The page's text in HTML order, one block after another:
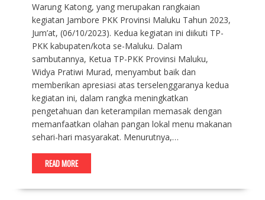
Warung Katong, yang merupakan rangkaian
kegiatan Jambore PKK Provinsi Maluku Tahun 2023,
Jum’at, (06/10/2023). Kedua kegiatan ini diikuti TP-
PKK kabupaten/kota se-Maluku. Dalam
sambutannya, Ketua TP-PKK Provinsi Maluku,
Widya Pratiwi Murad, menyambut baik dan
memberikan apresiasi atas terselenggaranya kedua
kegiatan ini, dalam rangka meningkatkan
pengetahuan dan keterampilan memasak dengan
memanfaatkan olahan pangan lokal menu makanan
sehari-hari masyarakat. Menurutnya,…
READ MORE